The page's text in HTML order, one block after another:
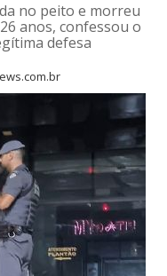
no peito e morreu
anos, confessou o
defesa